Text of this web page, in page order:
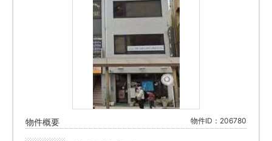
物件概要 物件ID：206780